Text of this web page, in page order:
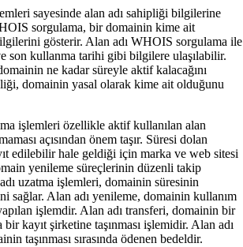
sayesinde alan adı sahipliği bilgilerine
sorgulama, bir domainin kime ait
gösterir. Alan adı WHOIS sorgulama ile
son kullanma tarihi gibi bilgilere ulaşılabilir.
ne kadar süreyle aktif kalacağını
domainin yasal olarak kime ait olduğunu
işlemleri özellikle aktif kullanılan alan
açısından önem taşır. Süresi dolan
edilebilir hale geldiği için marka ve web sitesi
yenileme süreçlerinin düzenli takip
uzatma işlemleri, domainin süresinin
sağlar. Alan adı yenileme, domainin kullanım
işlemdir. Alan adı transferi, domainin bir
kayıt şirketine taşınması işlemidir. Alan adı
taşınması sırasında ödenen bedeldir.